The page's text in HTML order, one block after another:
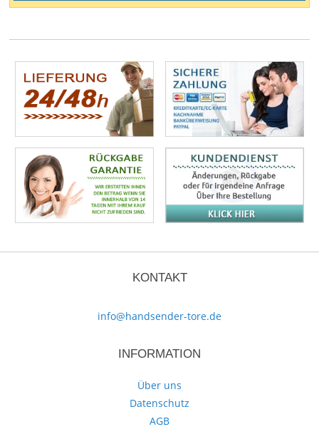
KONTAKT
info@handsender-tore.de
INFORMATION
Über uns
Datenschutz
AGB